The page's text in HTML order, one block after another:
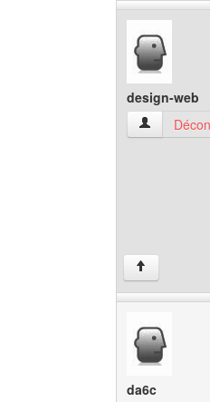
design-web
design-web
↑
da6c